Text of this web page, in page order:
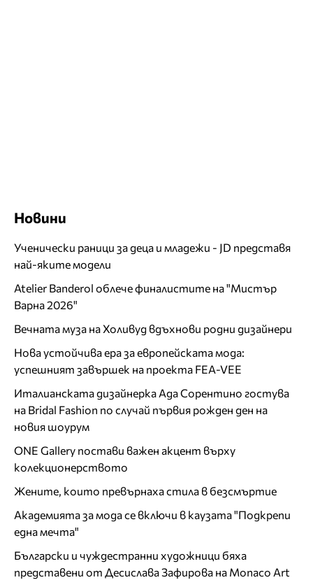
Новини
Ученически раници за деца и младежи - JD представя
най-яките модели
Atelier Banderol облече финалистите на "Мистър
Варна 2026"
Вечната муза на Холивуд вдъхнови родни дизайнери
Нова устойчива ера за европейската мода:
успешният завършек на проекта FEA-VEE
Италианската дизайнерка Ада Сорентино гостува
на Bridal Fashion по случай първия рожден ден на
новия шоурум
ONE Gallery постави важен акцент върху
колекционерството
Жените, които превърнаха стила в безсмъртие
Академията за мода се включи в каузата "Подкрепи
една мечта"
Български и чуждестранни художници бяха
представени от Десислава Зафирова на Monaco Art